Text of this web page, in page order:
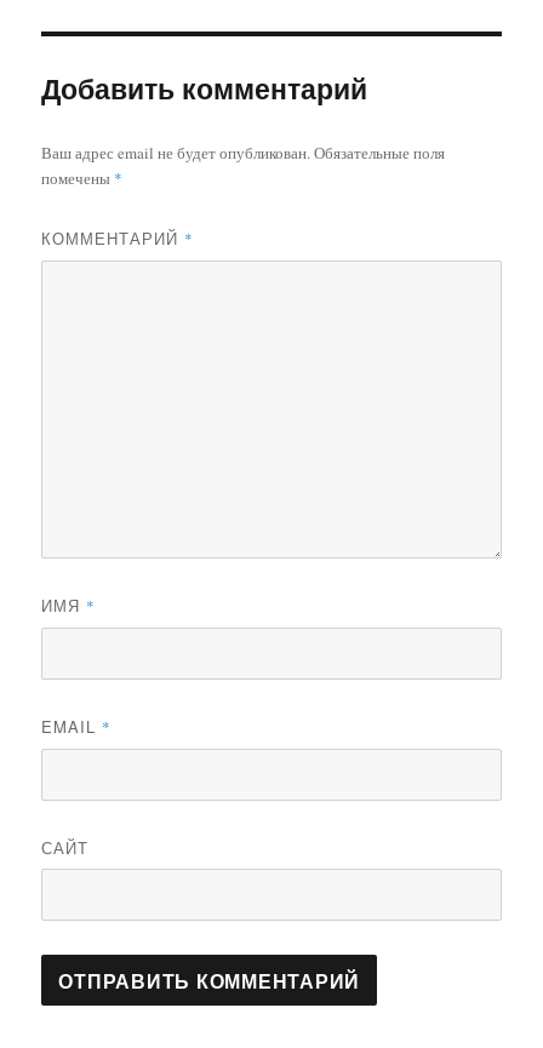
Добавить комментарий
Ваш адрес email не будет опубликован.Обязательные поля
помечены *
КОММЕНТАРИЙ *
ИМЯ *
EMAIL *
САЙТ